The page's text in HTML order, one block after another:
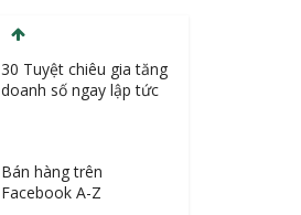
30 Tuyệt chiêu gia tăng
doanh số ngay lập tức
Bán hàng trên
Facebook A-Z